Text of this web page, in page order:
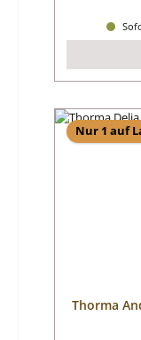
Nur 1 auf
Thorma